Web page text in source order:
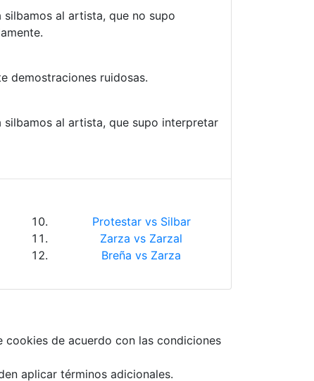
al artista, que no supo
demostraciones ruidosas.
silbamos al artista, que supo interpretar
Protestar vs Silbar
Zarza vs Zarzal
Breña vs Zarza
cookies de acuerdo con las condiciones
aplicar términos adicionales.